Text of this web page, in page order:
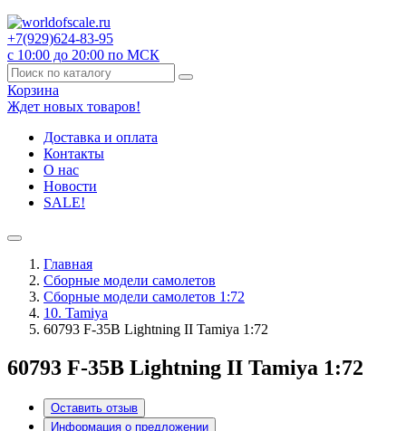
+7(929)624-83-95
с 10:00 до 20:00 по МСК
Корзина
Ждет новых товаров!
Доставка и оплата
Контакты
О нас
Новости
SALE!
Главная
Сборные модели самолетов
Сборные модели самолетов 1:72
10. Tamiya
60793 F-35B Lightning II Tamiya 1:72
60793 F-35B Lightning II Tamiya 1:72
Оставить отзыв
Информация о предложении